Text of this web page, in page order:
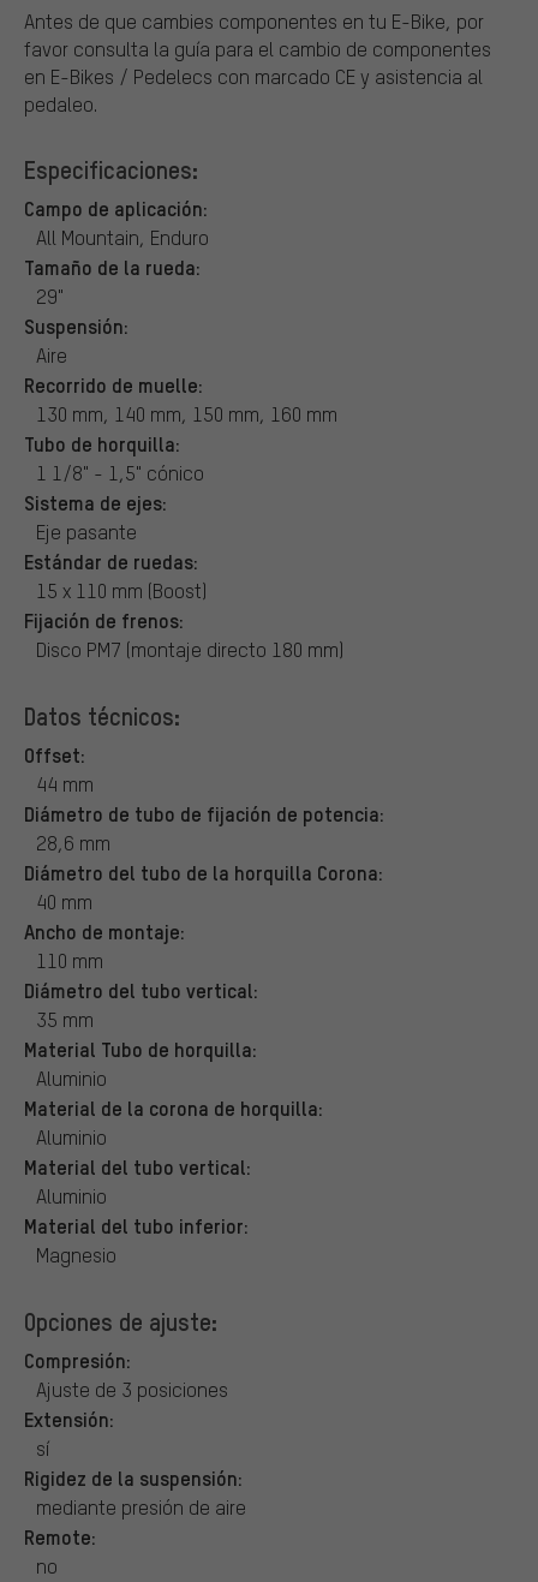
Antes de que cambies componentes en tu E-Bike, por
favor consulta la guía para el cambio de componentes
en E-Bikes / Pedelecs con marcado CE y asistencia al
pedaleo.
Especificaciones:
Campo de aplicación:
All Mountain, Enduro
Tamaño de la rueda:
29"
Suspensión:
Aire
Recorrido de muelle:
130 mm, 140 mm, 150 mm, 160 mm
Tubo de horquilla:
1 1/8" - 1,5" cónico
Sistema de ejes:
Eje pasante
Estándar de ruedas:
15 x 110 mm (Boost)
Fijación de frenos:
Disco PM7 (montaje directo 180 mm)
Datos técnicos:
Offset:
44 mm
Diámetro de tubo de fijación de potencia:
28,6 mm
Diámetro del tubo de la horquilla Corona:
40 mm
Ancho de montaje:
110 mm
Diámetro del tubo vertical:
35 mm
Material Tubo de horquilla:
Aluminio
Material de la corona de horquilla:
Aluminio
Material del tubo vertical:
Aluminio
Material del tubo inferior:
Magnesio
Opciones de ajuste:
Compresión:
Ajuste de 3 posiciones
Extensión:
sí
Rigidez de la suspensión:
mediante presión de aire
Remote:
no